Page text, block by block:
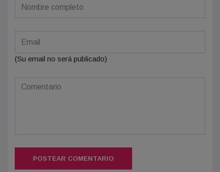
(Su email no será publicado)
POSTEAR COMENTARIO